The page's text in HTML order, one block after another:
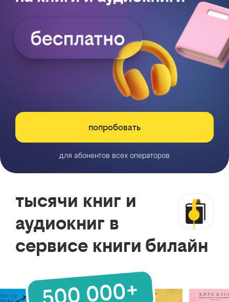
попробовать
для абонентов всех операторов
тысячи книг и
аудиокниг в
сервисе книги билайн